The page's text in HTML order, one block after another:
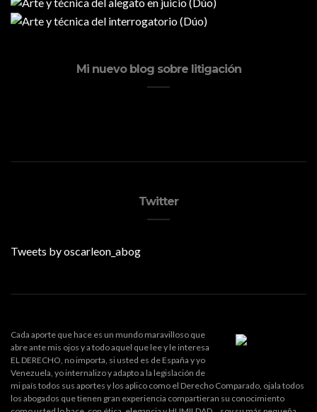
Mi nuevo blog sobre litigación
Twitter
Tweets by oscarleon_abog
Cada aporte que hace es un mundo maravilloso que
abre ante mis ojos y a todo aquel que lee y le interesa
EL DERECHO, no importa, si usted es de España y yo
Venezuela, yo internalizo y adapto a la legislación de
mi país todos sus aportes y los aplico como el Derecho Comparado, ojala todos
los abogados que tienen gran experiencia compartieran su conocimiento